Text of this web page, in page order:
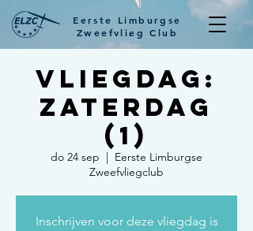
Eerste Limburgse
Zweefvlieg Club
Vliegdag:
zaterdag
(1)
do 24 sep
  |
Eerste Limburgse
Zweefvliegclub
Inschrijven voor deze vliegdag is